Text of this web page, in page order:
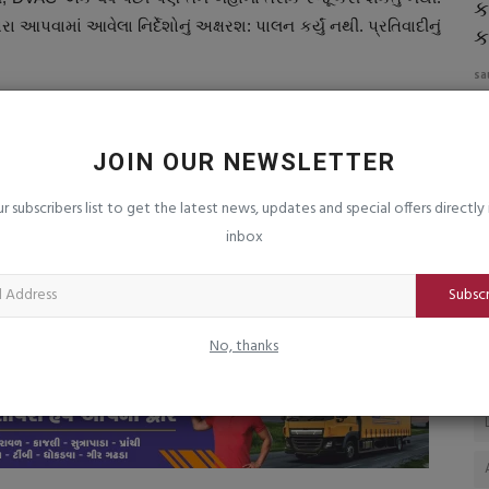
JOIN OUR NEWSLETTER
subscribers list to get the latest news, updates and special offers directly
inbox
No, thanks
આવેલા નિર્દેશોનું અક્ષરશ: પાલન કર્યું નથી. પ્રતિવાદીનું
છે
કેડિલા ફાર્માસ્યુટિકલ્સે એલર્જીમાં રાહત આપતી Dlorfast-M
ટેબ્લેટ્સ લોન્ચ કરી
કેમ
સબસિડાઇઝ ખાતરની કાળાબજારી અને
ટેગિંગને રોકવા તપાસ અધિકારી...